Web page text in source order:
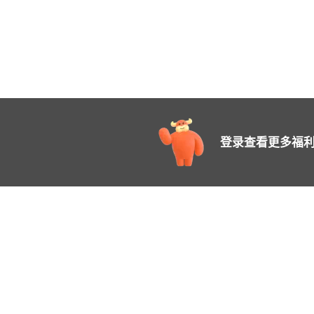
登录查看更多福